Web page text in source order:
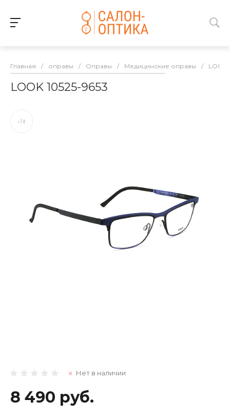
Главная / оправы / Оправы / Медицинские оправы / LOOK
LOOK 10525-9653
Нет в наличии
8 490 руб.